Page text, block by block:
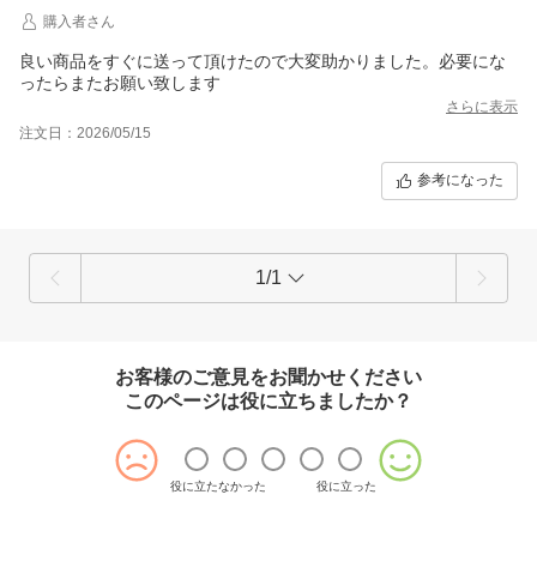
購入者さん
良い商品をすぐに送って頂けたので大変助かりました。必要にな
ったらまたお願い致します
さらに表示
注文日：2026/05/15
参考になった
1/1
お客様のご意見をお聞かせください
このページは役に立ちましたか？
役に立たなかった 役に立った